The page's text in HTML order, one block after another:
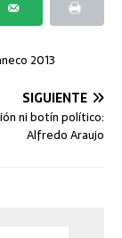
2013
SIGUIENTE
ni botín político:
Alfredo Araujo